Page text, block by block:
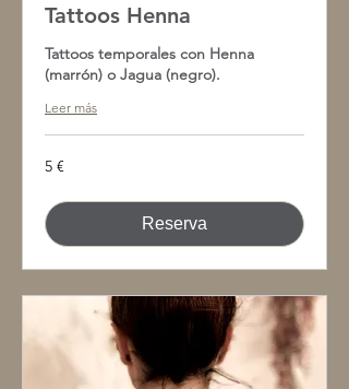
Tattoos Henna
Tattoos temporales con Henna
(marrón) o Jagua (negro).
Leer más
5
euros
5 €
Reserva